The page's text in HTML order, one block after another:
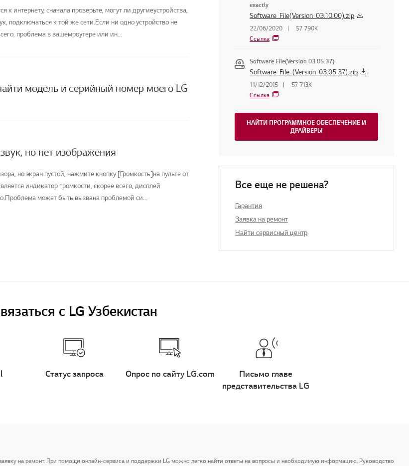
к интернету, сначала проверьте, могут ли другиеустройства,
подключаться к той же сети.Если ни одно устройство не
проблема в вашемроутере или ин...
модель и серийный номер моего LG
но нет изображения
но экран пустой, нажмите кнопку [Громкость]на пульте от
индикатор громкости, скорее всего, дисплей
может быть вызвана проблемой си...
exactly
Software_File(Version_03.10.00).zip
22/06/2020
57 790K
Ссылка
Software File(Version 03.05.37)
Software_File_(Version_03.05.37).zip
11/12/2015
57 713K
Ссылка
НАЙТИ ПРОГРАММНОЕ ОБЕСПЕЧЕНИЕ И
ДРАЙВЕРЫ
Все еще не решена?
Гарантия
Заявка на ремонт
Найти сервисный центр
с LG Узбекистан
Статус запроса Опрос по сайту LG.com
Письмо главе
представительства LG
на ремонт. При помощи онлайн-сервиса и поддержки LG можно легко найти ответы на вопросы и необходимую информацию. Руководство